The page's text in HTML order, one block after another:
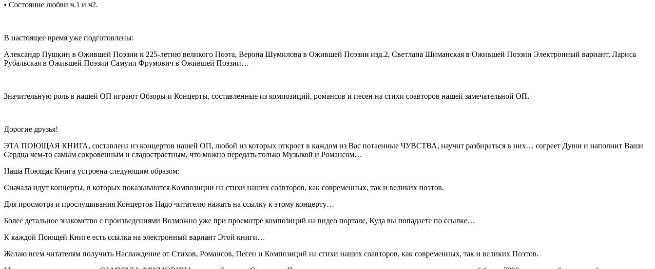
• Состояние любви ч.1 и ч2.
В настоящее время уже подготовлены:
Александр Пушкин в Ожившей Поэзии к 225-летию великого Поэта, Верона Шумилова в Ожившей Поэзии изд.2, Светлана Шиманская в Ожившей Поэзии Электронный вариант, Лариса
Рубальская в Ожившей Поэзии Самуил Фрумович в Ожившей Поэзии…
Значительную роль в нашей ОП играют Обзоры и Концерты, составленные из композиций, романсов и песен на стихи соавторов нашей замечательной ОП.
Дорогие друзья!
ЭТА ПОЮЩАЯ КНИГА, составлена из концертов нашей ОП, любой из которых откроет в каждом из Вас потаенные ЧУВСТВА, научит разбираться в них… согреет Души и наполнит Ваши
Сердца чем-то самым сокровенным и сладострастным, что можно передать только Музыкой и Романсом…
Наша Поющая Книга устроена следующим образом:
Сначала идут концерты, в которых показываются Композиции на стихи наших соавторов, как современных, так и великих поэтов.
Для просмотра и прослушивания Концертов Надо читателю нажать на ссылку к этому концерту…
Более детальное знакомство с произведениями Возможно уже при просмотре композиций на видео портале, Куда вы попадаете по ссылке…
К каждой Поющей Книге есть ссылка на электронный вариант Этой книги…
Желаю всем читателям получить Наслаждение от Стихов, Романсов, Песен и Композиций на стихи наших соавторов, как современных, так и великих Поэтов.